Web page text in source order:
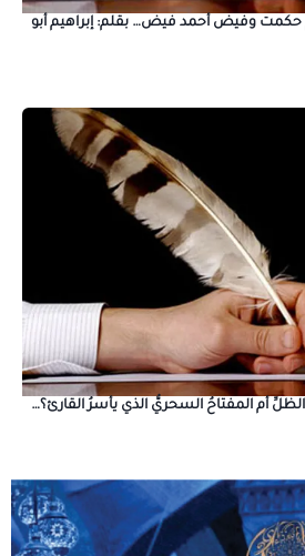
وفيض أحمد فيض… بقلم: إبراهيم أبو
الظلِّ أم المفتاحُ السحريُّ الذي يأسرُ القارئ؟…